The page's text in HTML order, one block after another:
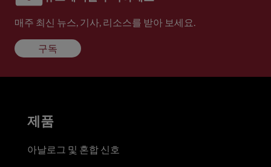
매주 최신 뉴스, 기사, 리소스를 받아 보세요.
구독
제품
아날로그 및 혼합 신호